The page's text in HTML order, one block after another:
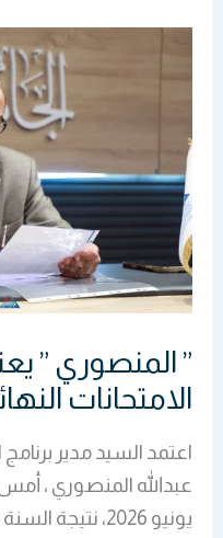
” المنصوري ”
الامتحانات
اعتمد السيد مدير
عبدالله المنصوري ، أمس
يعتمد
نتيجة
الامتحانات
النهائية
للسنة
الثانية